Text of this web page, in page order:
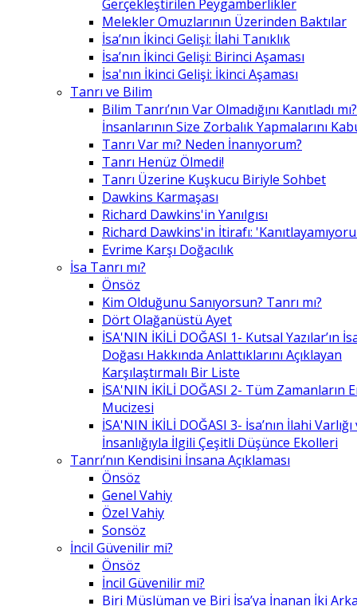
Gerçekleştirilen Peygamberlikler
Melekler Omuzlarının Üzerinden Baktılar
İsa’nın İkinci Gelişi: İlahi Tanıklık
İsa’nın İkinci Gelişi: Birinci Aşaması
İsa'nın İkinci Gelişi: İkinci Aşaması
Tanrı ve Bilim
Bilim Tanrı’nın Var Olmadığını Kanıtladı
İnsanlarının Size Zorbalık Yapmalarını
Tanrı Var mı? Neden İnanıyorum?
Tanrı Henüz Ölmedi!
Tanrı Üzerine Kuşkucu Biriyle Sohbet
Dawkins Karmaşası
Richard Dawkins'in Yanılgısı
Richard Dawkins'in İtirafı:
Evrime Karşı Doğacılık
İsa Tanrı mı?
Önsöz
Kim Olduğunu Sanıyorsun? Tanrı mı?
Dört Olağanüstü Ayet
İSA'NIN İKİLİ DOĞASI 1- Kutsal Yazılar’ın
Doğası Hakkında Anlattıklarını Açıklayan
Karşılaştırmalı Bir Liste
İSA'NIN İKİLİ DOĞASI 2- Tüm Zamanların
Mucizesi
İSA'NIN İKİLİ DOĞASI 3- İsa’nın İlahi Varlığı
İnsanlığıyla İlgili Çeşitli Düşünce Ekolleri
Tanrı’nın Kendisini İnsana Açıklaması
Önsöz
Genel Vahiy
Özel Vahiy
Sonsöz
İncil Güvenilir mi?
Önsöz
İncil Güvenilir mi?
Biri Müslüman ve Biri İsa’ya İnanan İki